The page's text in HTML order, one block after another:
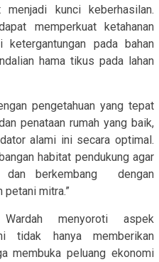
kunci keberhasilan.
memperkuat ketahanan
pada bahan
hama tikus pada lahan
pengetahuan yang tepat
penataan rumah yang baik,
alami ini secara optimal.
habitat pendukung agar
dan berkembang dengan
petani mitra.”
menyoroti aspek
tidak hanya memberikan
membuka peluang ekonomi